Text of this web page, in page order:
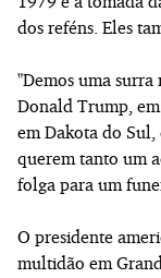
dos reféns. Eles
"Demos uma surra
Donald Trump,
em Dakota do
querem tanto um
folga para um
O presidente
multidão em